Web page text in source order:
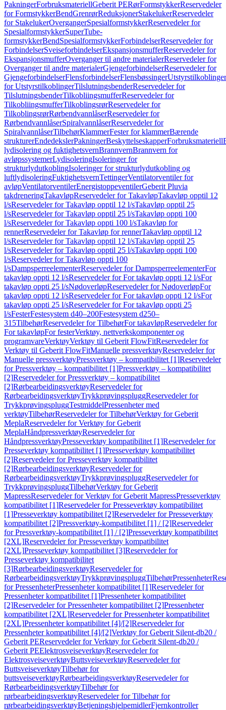
PakningerForbruksmateriellGeberit PERørFormstykkerReservedeler
for FormstykkerBendGrenrørReduksjonerStakelukerReservedeler
for StakelukerOvergangerSpesialformstykkerReservedeler for
SpesialformstykkerSuperTube-
formstykkerBendSpesialformstykkerForbindelserReservedeler for
ForbindelserSveiseforbindelserEkspansjonsmufferReservedeler for
EkspansjonsmufferOverganger til andre materialerReservedeler for
Overganger til andre materialerGjengeforbindelserReservedeler for
GjengeforbindelserFlensforbindelserFlensbøssingerUtstyrstilkoblinger
for UtstyrstilkoblingerTilslutningsbenderReservedeler for
TilslutningsbenderTilkobliingsmufferReservedeler for
TilkobliingsmufferTilkoblingsrørReservedeler for
TilkoblingsrørRørbendvannlåserReservedeler for
RørbendvannlåserSpiralvannlåserReservedeler for
SpiralvannlåserTilbehørKlammerFester for klammerBærende
strukturerEndedekslerPakningerBeskyttelseskapperForbruksmateriell
lydisolering og fuktighetsvernBrannvernBrannvern for
avløpssystemerLydisoleringIsoleringer for
strukturlydutkoblingIsoleringer for strukturlydutkobling og
luftlydisoleringFuktighetsvernTettingerVentilatorventiler for
avløpVentilatorventilerEnergistoppeventilerGeberit Pluvia
takdreneringTakavløpReservedeler for TakavløpTakavløp opptil 12
l/sReservedeler for Takavløp opptil 12 l/sTakavløp opptil 25
l/sReservedeler for Takavløp opptil 25 l/sTakavløp oppti 100
l/sReservedeler for Takavløp oppti 100 l/sTakavløp for
rennerReservedeler for Takavløp for rennerTakavløp opptil 12
l/sReservedeler for Takavløp opptil 12 l/sTakavløp opptil 25
l/sReservedeler for Takavløp opptil 25 l/sTakavløp oppti 100
l/sReservedeler for Takavløp oppti 100
l/sDampsperreelementerReservedeler for DampsperreelementerFor
takavløp oppti 12 l/sReservedeler for For takavløp oppti 12 l/sFor
takavløp oppti 25 l/sNødoverløpReservedeler for NødoverløpFor
takavløp oppti 12 l/sReservedeler for For takavløp oppti 12 l/sFor
takavløp oppti 25 l/sReservedeler for For takavløp oppti 25
l/sFesterFestesystem d40–200Festesystem d250–
315TilbehørReservedeler for TilbehørFor takavløpReservedeler for
For takavløpFor festerVerktøy, nettverkskomponenter og
programvareVerktøyVerktøy til Geberit FlowFitReservedeler for
Verktøy til Geberit FlowFitManuelle pressverktøyReservedeler for
Manuelle pressverktøyPressverktøy – kompatibilitet [1]Reservedeler
for Pressverktøy – kompatibilitet [1]Pressverktøy – kompatibilitet
[2]Reservedeler for Pressverktøy – kompatibilitet
[2]RørbearbeidingsverktøyReservedeler for
RørbearbeidingsverktøyTrykkprøvingspluggReservedeler for
TrykkprøvingspluggTestmiddelPressenheter med
verktøyTilbehørReservedeler for TilbehørVerktøy for Geberit
MeplaReservedeler for Verktøy for Geberit
MeplaHåndpressverktøyReservedeler for
HåndpressverktøyPresseverktøy kompatibilitet [1]Reservedeler for
Presseverktøy kompatibilitet [1]Presseverktøy kompatibilitet
[2]Reservedeler for Presseverktøy kompatibilitet
[2]RørbearbeidingsverktøyReservedeler for
RørbearbeidingsverktøyTrykkprøvingspluggReservedeler for
TrykkprøvingspluggTilbehørVerktøy for Geberit
MapressReservedeler for Verktøy for Geberit MapressPresseverktøy
kompatibilitet [1]Reservedeler for Presseverktøy kompatibilitet
[1]Presseverktøy kompatibilitet [2]Reservedeler for Presseverktøy
kompatibilitet [2]Pressverktøy-kompatibilitet [1] / [2]Reservedeler
for Pressverktøy-kompatibilitet [1] / [2]Presseverktøy kompatibilitet
[2XL]Reservedeler for Presseverktøy kompatibilitet
[2XL]Presseverktøy kompatibilitet [3]Reservedeler for
Presseverktøy kompatibilitet
[3]RørbearbeidingsverktøyReservedeler for
RørbearbeidingsverktøyTrykkprøvingspluggTilbehørPressenheter
for PressenheterPressenheter kompatibilitet [1]Reservedeler for
Pressenheter kompatibilitet [1]Pressenheter kompatibilitet
[2]Reservedeler for Pressenheter kompatibilitet [2]Pressenheter
kompatibilitet [2XL]Reservedeler for Pressenheter kompatibilitet
[2XL]Pressenheter kompatibilitet [4]/[2]Reservedeler for
Pressenheter kompatibilitet [4]/[2]Verktøy for Geberit Silent-db20 /
Geberit PEReservedeler for Verktøy for Geberit Silent-db20 /
Geberit PEElektrosveiseverktøyReservedeler for
ElektrosveiseverktøyButtsveiseverktøyReservedeler for
ButtsveiseverktøyTilbehør for
buttsveiseverktøyRørbearbeidingsverktøyReservedeler for
RørbearbeidingsverktøyTilbehør for
rørbearbeidingsverktøyReservedeler for Tilbehør for
rørbearbeidingsverktøyBetjeningshjelpemidlerFjernkontroller